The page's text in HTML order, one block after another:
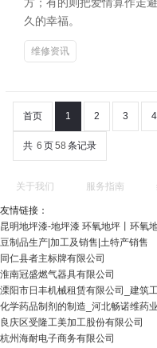
久的幸福。
维修资讯
首页 1 2 3 4
共 6 页58 条记录
关于我们 服务指南
友情链接：
昆明地坪漆-地坪漆 环氧地坪丨环氧
豆制品生产|加工及销售|土特产销售
同仁县者主标牌有限公司
淮南冠盛燃气器具有限公司
溧阳市日丰机械租赁有限公司_建筑
化学药品制剂的制造_河北畅诺维药
良庆区受隆工美加工股份有限公司
杭州海耐电子商务有限公司